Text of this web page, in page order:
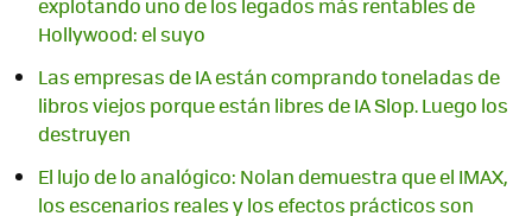
Hollywood: el suyo
Las empresas de IA están comprando toneladas de
libros viejos porque están libres de IA Slop. Luego los
destruyen
El lujo de lo analógico: Nolan demuestra que el IMAX,
los escenarios reales y los efectos prácticos son